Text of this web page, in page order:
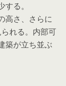
る。
高さ、さらに
れる。内部可
築が立ち並ぶ